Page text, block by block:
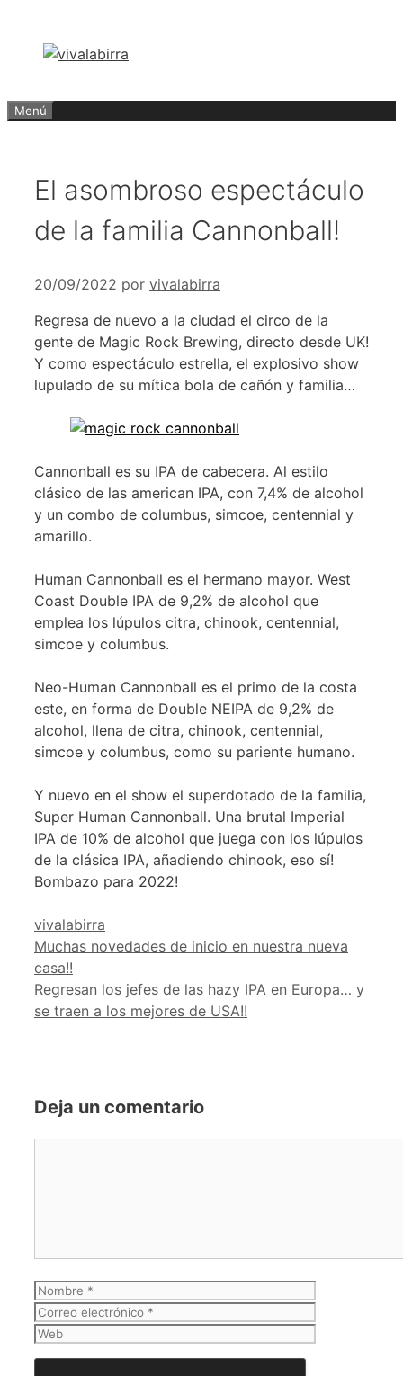
contenido
Menú
El asombroso espectáculo
de la familia Cannonball!
20/09/2022 por vivalabirra
Regresa de nuevo a la ciudad el circo de la
gente de Magic Rock Brewing, directo desde UK!
Y como espectáculo estrella, el explosivo show
lupulado de su mítica bola de cañón y familia…
Cannonball es su IPA de cabecera. Al estilo
clásico de las american IPA, con 7,4% de alcohol
y un combo de columbus, simcoe, centennial y
amarillo.
Human Cannonball es el hermano mayor. West
Coast Double IPA de 9,2% de alcohol que
emplea los lúpulos citra, chinook, centennial,
simcoe y columbus.
Neo-Human Cannonball es el primo de la costa
este, en forma de Double NEIPA de 9,2% de
alcohol, llena de citra, chinook, centennial,
simcoe y columbus, como su pariente humano.
Y nuevo en el show el superdotado de la familia,
Super Human Cannonball. Una brutal Imperial
IPA de 10% de alcohol que juega con los lúpulos
de la clásica IPA, añadiendo chinook, eso sí!
Bombazo para 2022!
Categorías
vivalabirra
Muchas novedades de inicio en nuestra nueva
casa!!
Regresan los jefes de las hazy IPA en Europa… y
se traen a los mejores de USA!!
Deja un comentario
Nombre